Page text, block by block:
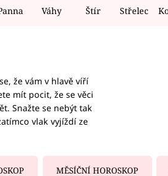
Váhy Štír Střelec
že vám v hlavě víří
mít pocit, že se věci
Snažte se nebýt tak
vlak vyjíždí ze
MĚSÍČNÍ HOROSKOP